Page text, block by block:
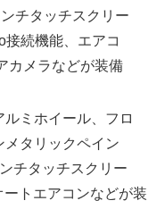
チタッチスクリー
続機能、エアコ
カメラなどが装備
ルミホイール、フロ
メタリックペイン
チタッチスクリー
ートエアコンなどが装